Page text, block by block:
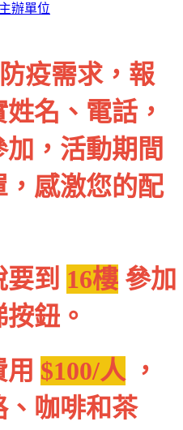
辦單位
疫需求，報
名、電話，
，活動期間
感激您的配
到 16樓 參加
鈕。
$100/人 ，
、咖啡和茶